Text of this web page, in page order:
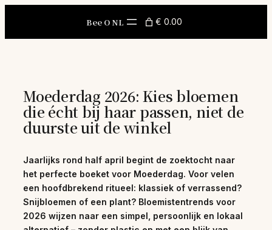
Bee O NL € 0.00
Moederdag 2026: Kies bloemen
die écht bij haar passen, niet de
duurste uit de winkel
Jaarlijks rond half april begint de zoektocht naar
het perfecte boeket voor Moederdag. Voor velen
een hoofdbrekend ritueel: klassiek of verrassend?
Snijbloemen of een plant? Bloemistentrends voor
2026 wijzen naar een simpel, persoonlijk en lokaal